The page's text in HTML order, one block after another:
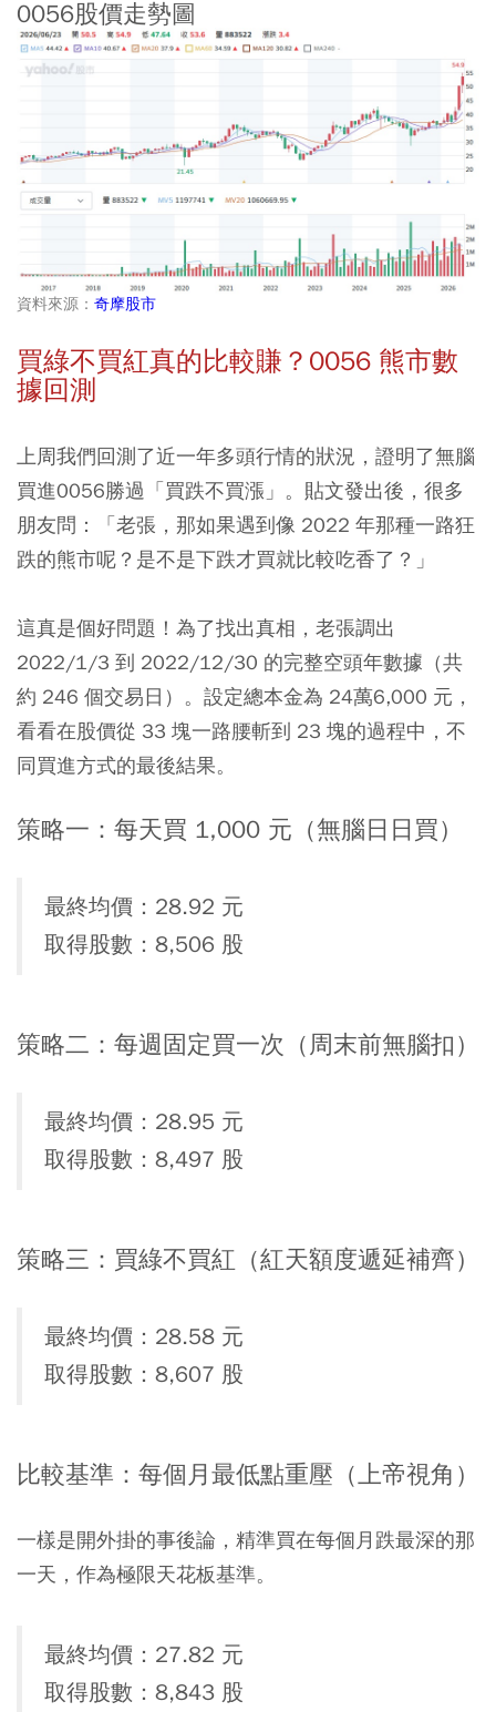
0056股價走勢圖
資料來源： 奇摩股市
買綠不買紅真的比較賺？0056 熊市數
據回測
上周我們回測了近一年多頭行情的狀況，證明了無腦
買進0056勝過「買跌不買漲」。貼文發出後，很多
朋友問：「老張，那如果遇到像 2022 年那種一路狂
跌的熊市呢？是不是下跌才買就比較吃香了？」
這真是個好問題！為了找出真相，老張調出
2022/1/3 到 2022/12/30 的完整空頭年數據（共
約 246 個交易日）。設定總本金為 24萬6,000 元，
看看在股價從 33 塊一路腰斬到 23 塊的過程中，不
同買進方式的最後結果。
策略一：每天買 1,000 元（無腦日日買）
最終均價：28.92 元
取得股數：8,506 股
策略二：每週固定買一次（周末前無腦扣）
最終均價：28.95 元
取得股數：8,497 股
策略三：買綠不買紅（紅天額度遞延補齊）
最終均價：28.58 元
取得股數：8,607 股
比較基準：每個月最低點重壓（上帝視角）
一樣是開外掛的事後論，精準買在每個月跌最深的那
一天，作為極限天花板基準。
最終均價：27.82 元
取得股數：8,843 股